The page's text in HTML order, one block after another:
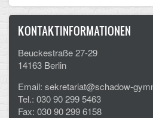
KONTAKTINFORMATIONEN
Beuckestraße 27-29
14163 Berlin
Email: sekretariat@schadow-
Tel.: 030 90 299 5463
Fax: 030 90 299 6158